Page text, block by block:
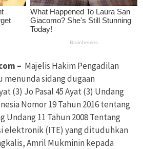
– Majelis Hakim Pengadilan
menunda sidang dugaan
(3) Jo Pasal 45 Ayat (3) Undang
Nomor 19 Tahun 2016 tentang
Undang 11 Tahun 2008 Tentang
elektronik (ITE) yang dituduhkan
Amril Mukminin kepada